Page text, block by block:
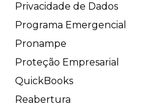
Privacidade de Dados
Programa Emergencial
Pronampe
Proteção Empresarial
QuickBooks
Reabertura